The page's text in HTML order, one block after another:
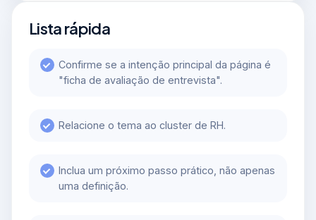
Lista rápida
Confirme se a intenção principal da página é
"ficha de avaliação de entrevista".
Relacione o tema ao cluster de RH.
Inclua um próximo passo prático, não apenas
uma definição.